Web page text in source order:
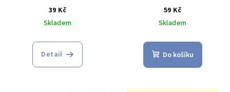
39 Kč
Skladem
Detail
59 Kč
Skladem
Do košíku